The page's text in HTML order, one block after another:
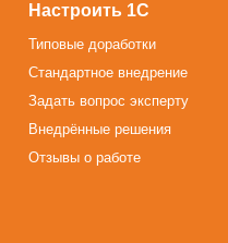
Настроить 1С
Типовые доработки
Стандартное внедрение
Задать вопрос эксперту
Внедрённые решения
Отзывы о работе